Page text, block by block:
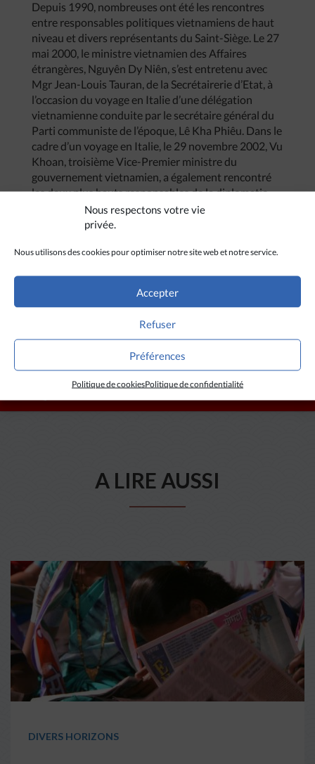
Nous respectons votre vie
privée.
Nous utilisons des cookies pour optimiser notre site web et notre service.
Accepter
Refuser
Préférences
Politique de cookiesPolitique de confidentialité
Depuis 1990, nombreuses ont été les rencontres
entre responsables politiques vietnamiens de haut
niveau et divers représentants du Saint-Siège. Le 27
mai 2000, le ministre vietnamien des Affaires
étrangères, Nguyên Dy Niên, s’est entretenu avec
Mgr Jean-Louis Tauran, de la Secrétairerie d’Etat, à
l’occasion du voyage en Italie d’une délégation
vietnamienne conduite par le secrétaire général du
Parti communiste de l’époque, Lê Kha Phiêu. Dans le
cadre d’un voyage en Italie, le 29 novembre 2002, Vu
Khoan, troisième Vice-Premier ministre du
gouvernement vietnamien, a également rencontré
les deux plus hauts responsables de la diplomatie
vaticane, Mgr Jean-Louis Tauran et le cardinal
Angelo Sodano.
A LIRE AUSSI
DIVERS HORIZONS